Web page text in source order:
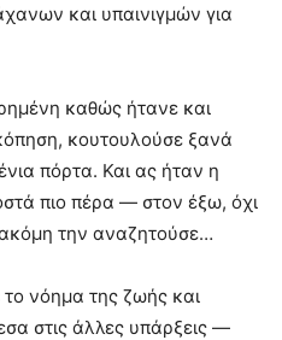
και υπαινιγμών για
καθώς ήτανε και
κουτουλούσε ξανά
πόρτα. Και ας ήταν η
πιο πέρα — στον έξω, όχι
την αναζητούσε…
νόημα της ζωής και
στις άλλες υπάρξεις —